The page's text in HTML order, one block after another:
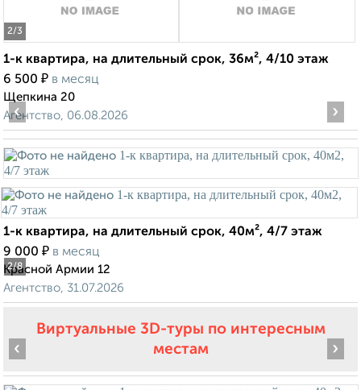
2/3
1-к квартира, на длительный срок, 36м², 4/10 этаж
6 500 ₽ в месяц
Щепкина 20
Агентство, 06.08.2026
2/8
‹ ›
1-к квартира, на длительный срок, 40м², 4/7 этаж
9 000 ₽ в месяц
Красной Армии 12
Агентство, 31.07.2026
Виртуальные 3D-туры по интересным
местам
‹ ›